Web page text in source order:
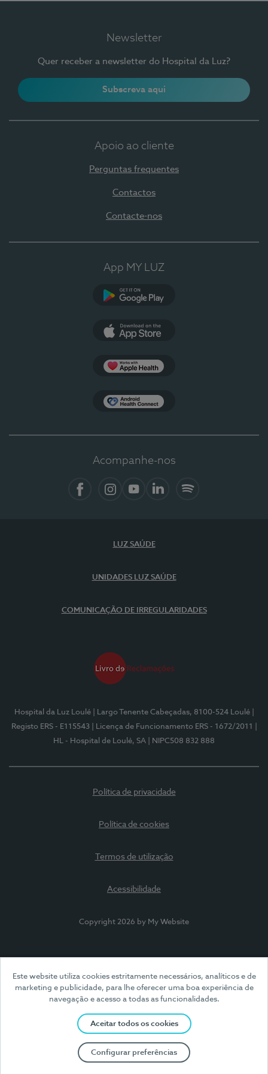
Este website utiliza cookies estritamente necessários, analíticos e de
marketing e publicidade, para lhe oferecer uma boa experiência de
navegação e acesso a todas as funcionalidades.
Aceitar todos os cookies
Configurar preferências
Newsletter
Quer receber a newsletter do Hospital da Luz?
Subscreva aqui
Apoio ao cliente
Perguntas frequentes
Contactos
Contacte-nos
App MY LUZ
Acompanhe-nos
LUZ SAÚDE
UNIDADES LUZ SAÚDE
COMUNICAÇÃO DE IRREGULARIDADES
Hospital da Luz Loulé | Largo Tenente Cabeçadas, 8100-524 Loulé
Registo ERS - E115543
| Licença de Funcionamento ERS - 1672/2011
HL - Hospital de Loulé, SA
| NIPC508 832 888
Política de privacidade
Política de cookies
Termos de utilização
Acessibilidade
Copyright 2026 by My Website